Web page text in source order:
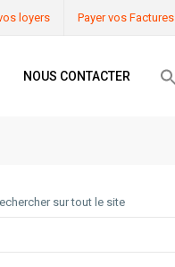
loyers Payer vos Factures
NOUS CONTACTER
sur tout le site